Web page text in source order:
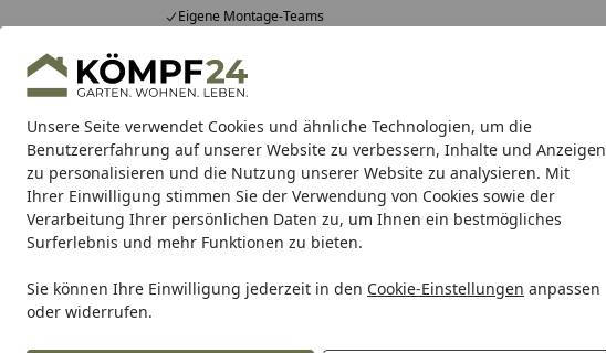
Unsere Seite verwendet Cookies und ähnliche Technologien, um die
Benutzererfahrung auf unserer Website zu verbessern, Inhalte und Anzeigen
zu personalisieren und die Nutzung unserer Website zu analysieren. Mit
Ihrer Einwilligung stimmen Sie der Verwendung von Cookies sowie der
Verarbeitung Ihrer persönlichen Daten zu, um Ihnen ein bestmögliches
Surferlebnis und mehr Funktionen zu bieten.
Sie können Ihre Einwilligung jederzeit in den Cookie-Einstellungen anpassen
oder widerrufen.
Eigene Montage-Teams
Hotline0 71 588 01 81
Mo-Fr. 8-16 Uhr 25.957 Bewertungen
Alle Produkte
Alle ProdukteHighlights Tipps & Tricks Suche
Startseite
Biohort Neuheiten
Lesezeit: 7 min.